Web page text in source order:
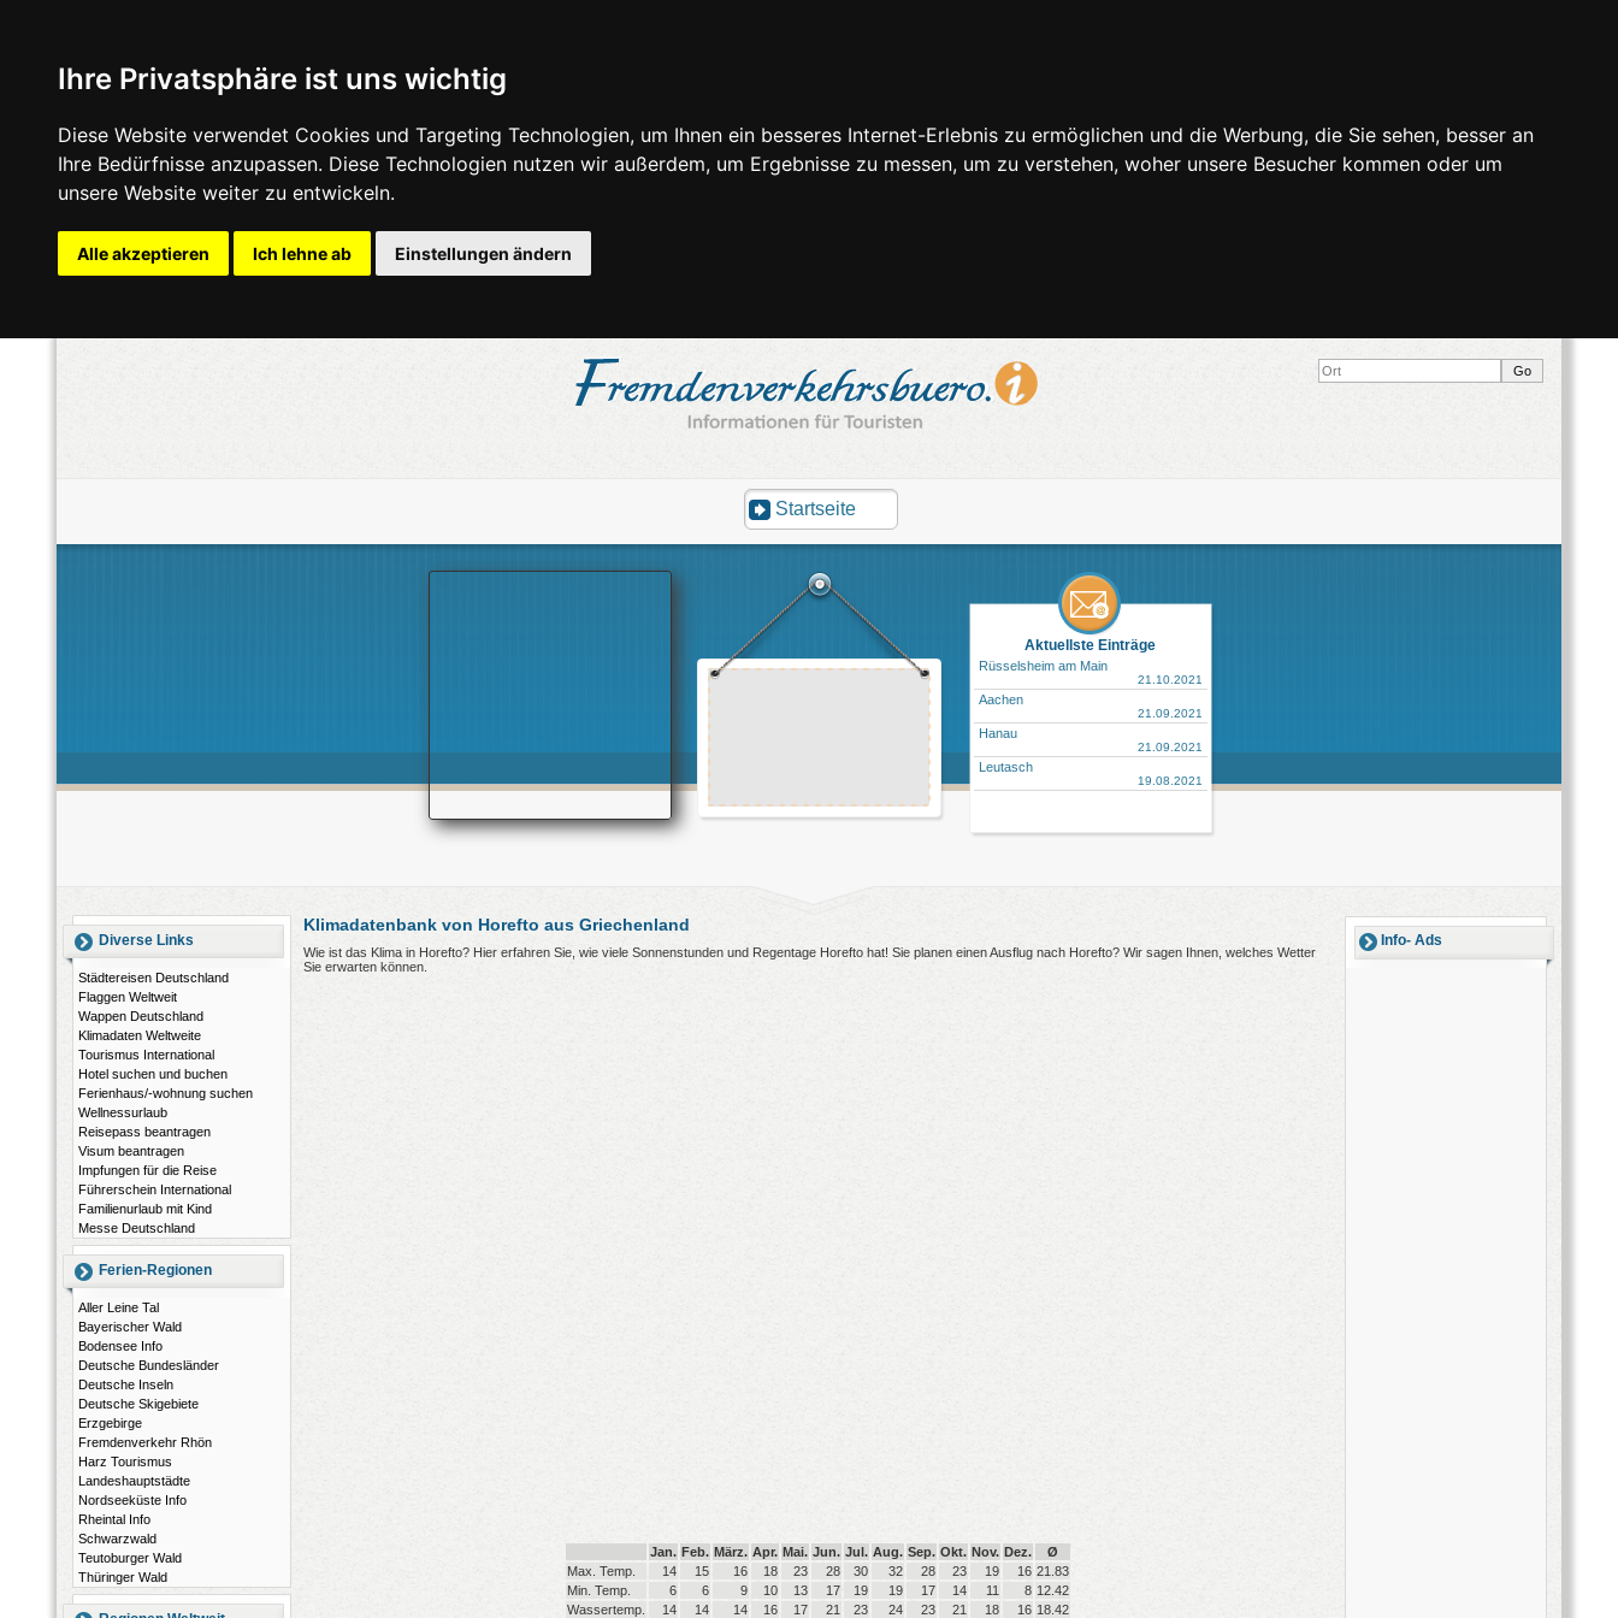
Ihre Privatsphäre ist uns wichtig
Diese Website verwendet Cookies und Targeting Technologien, um Ihnen ein besseres Internet-Erlebnis zu ermöglichen und die Werbung, die Sie sehen, besser an
Ihre Bedürfnisse anzupassen. Diese Technologien nutzen wir außerdem, um Ergebnisse zu messen, um zu verstehen, woher unsere Besucher kommen oder um
unsere Website weiter zu entwickeln.
Alle akzeptieren Ich lehne ab Einstellungen ändern
Startseite
Aktuellste Einträge
Rüsselsheim am Main
21.10.2021
Aachen
21.09.2021
Hanau
21.09.2021
Leutasch
19.08.2021
Diverse Links
Städtereisen Deutschland
Flaggen Weltweit
Wappen Deutschland
Klimadaten Weltweite
Tourismus International
Hotel suchen und buchen
Ferienhaus/-wohnung suchen
Wellnessurlaub
Reisepass beantragen
Visum beantragen
Impfungen für die Reise
Führerschein International
Familienurlaub mit Kind
Messe Deutschland
Ferien-Regionen
Aller Leine Tal
Bayerischer Wald
Bodensee Info
Deutsche Bundesländer
Deutsche Inseln
Deutsche Skigebiete
Erzgebirge
Fremdenverkehr Rhön
Harz Tourismus
Landeshauptstädte
Nordseeküste Info
Rheintal Info
Schwarzwald
Teutoburger Wald
Thüringer Wald
Info- Ads
Klimadatenbank von Horefto aus Griechenland
Wie ist das Klima in Horefto? Hier erfahren Sie, wie viele Sonnenstunden und Regentage Horefto hat! Sie planen einen Ausflug nach Horefto? Wir sagen Ihnen, welches Wetter
Sie erwarten können.
Jan. Feb. März. Apr. Mai. Jun. Jul. Aug. Sep. Okt. Nov. Dez.
Ø
Max. Temp.
14 15 16 18 23 28 30 32 28 23 19 16 21.83
Min. Temp.
6 6 9 10 13 17 19 19 17 14 11 8 12.42
Wassertemp.
14 14 14 16 17 21 23 24 23 21 18 16 18.42